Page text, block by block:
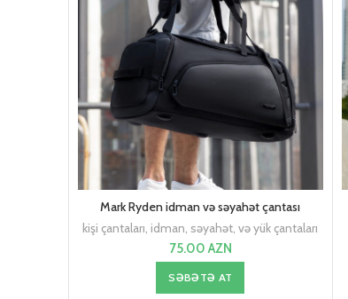
Mark Ryden idman və səyahət çantası
kişi çantaları, idman, səyahət, və yük çantaları
75.00AZN
SƏBƏTƏ AT